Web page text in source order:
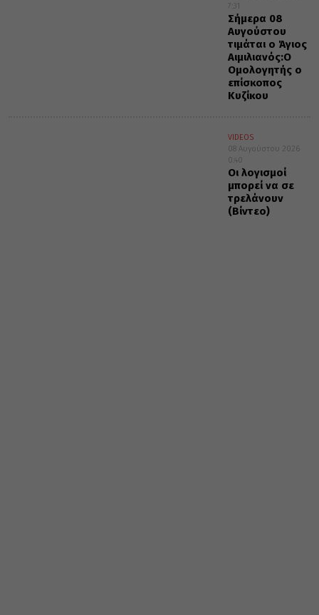
7:31
Σήμερα 08
Αυγούστου
τιμάται ο Άγιος
Αιμιλιανός:Ο
Ομολογητής ο
επίσκοπος
Κυζίκου
VIDEOS
08 Αυγούστου 2026
0:40
Οι λογισμοί
μπορεί να σε
τρελάνουν
(Βίντεο)